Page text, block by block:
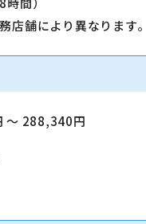
店舗により異なります。
〜 288,340円